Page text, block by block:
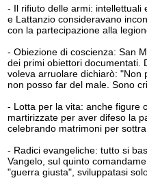
- Il rifiuto delle armi: intellettuali
e Lattanzio consideravano
con la partecipazione alla
- Obiezione di coscienza: San
dei primi obiettori documentati.
voleva arruolare dichiarò: "Non
non posso far del male. Sono
- Lotta per la vita: anche figure
martirizzate per aver difeso la
celebrando matrimoni per
- Radici evangeliche: tutto si
Vangelo, sul quinto
"guerra giusta", sviluppatasi